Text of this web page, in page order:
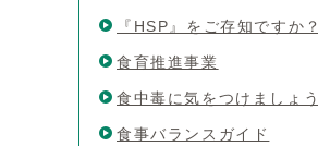
『HSP』をご存知ですか？
食育推進事業
食中毒に気をつけましょう
食事バランスガイド